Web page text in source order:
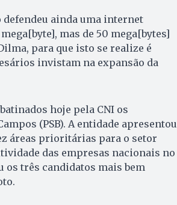
defendeu ainda uma internet
mas de 50 mega[bytes]
para que isto se realize é
invistam na expansão da
hoje pela CNI os
(PSB). A entidade apresentou
áreas prioritárias para o setor
das empresas nacionais no
os três candidatos mais bem